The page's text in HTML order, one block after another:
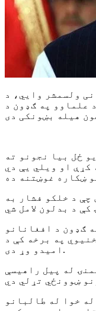
ولسمشر وايي، د
علماوو په ګډون د
ځل بیا نجونو ته
کړې او ویلي یې دي
چې د خلکو فشار به
ګډون د افغانانو
په برخه کې د
امیدو وړ دی.
له پیل راهیسې
خوا له طالبانو